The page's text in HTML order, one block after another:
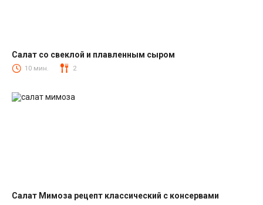
Салаты со свеклой
Салат со свеклой и плавленным сыром
10 мин. 2
Салат Мимоза рецепт классический с консервами